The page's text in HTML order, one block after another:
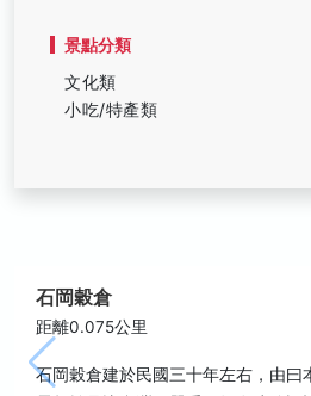
景點分類
文化類
小吃/特產類
石岡穀倉
距離0.075公里
石岡穀倉建於民國三十年左右，由曰